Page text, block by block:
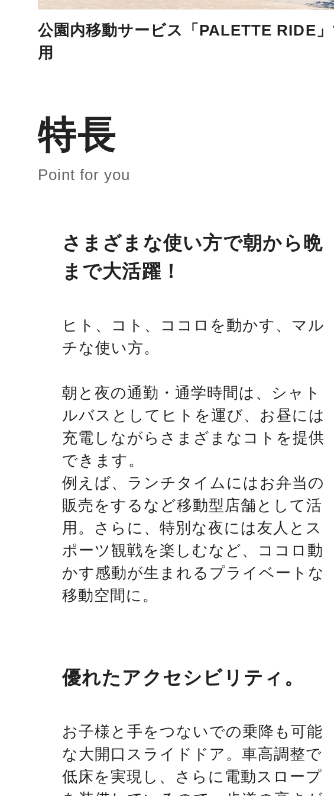
公園内移動サービス「PALETTE RIDE
用
特長
Point for you
さまざまな使い方で朝から晩
まで大活躍！
ヒト、コト、ココロを動かす、マル
チな使い方。
朝と夜の通勤・通学時間は、シャト
ルバスとしてヒトを運び、お昼には
充電しながらさまざまなコトを提供
できます。
例えば、ランチタイムにはお弁当の
販売をするなど移動型店舗として活
用。さらに、特別な夜には友人とス
ポーツ観戦を楽しむなど、ココロ動
かす感動が生まれるプライベートな
移動空間に。
優れたアクセシビリティ。
お子様と手をつないでの乗降も可能
な大開口スライドドア。車高調整で
低床を実現し、さらに電動スロープ